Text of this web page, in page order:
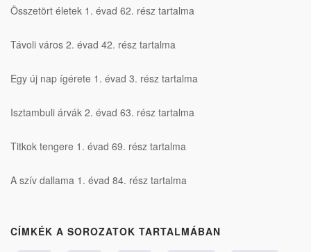
Összetört életek 1. évad 62. rész tartalma
Távoli város 2. évad 42. rész tartalma
Egy új nap ígérete 1. évad 3. rész tartalma
Isztambuli árvák 2. évad 63. rész tartalma
Titkok tengere 1. évad 69. rész tartalma
A szív dallama 1. évad 84. rész tartalma
CÍMKÉK A SOROZATOK TARTALMÁBAN